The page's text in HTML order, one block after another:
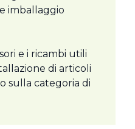
imballaggio
e i ricambi utili
di articoli
sulla categoria di